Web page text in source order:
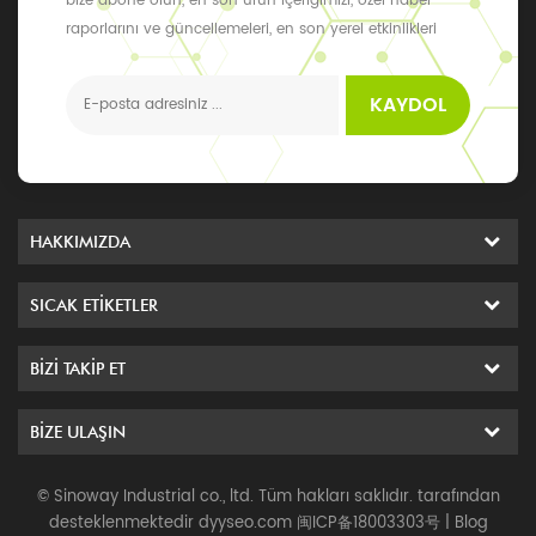
raporlarını ve güncellemeleri, en son yerel etkinlikleri
alabilirsiniz
KAYDOL
HAKKIMIZDA
SICAK ETIKETLER
BIZI TAKIP ET
BIZE ULAŞIN
© Sinoway Industrial co., ltd. Tüm hakları saklıdır. tarafından
desteklenmektedirdyyseo.com 闽ICP备18003303号| Blog